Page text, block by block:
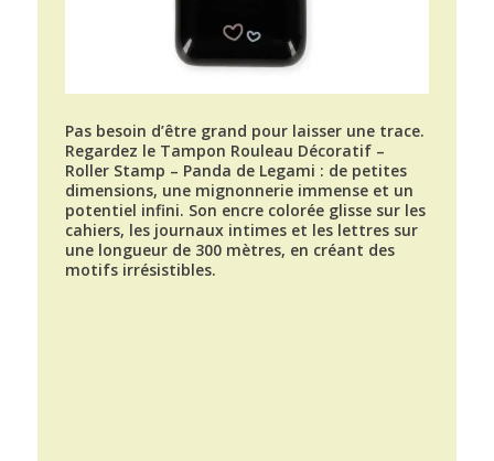
Pas besoin d’être grand pour laisser une trace.
Regardez le Tampon Rouleau Décoratif –
Roller Stamp – Panda de Legami : de petites
dimensions, une mignonnerie immense et un
potentiel infini. Son encre colorée glisse sur les
cahiers, les journaux intimes et les lettres sur
une longueur de 300 mètres, en créant des
motifs irrésistibles.